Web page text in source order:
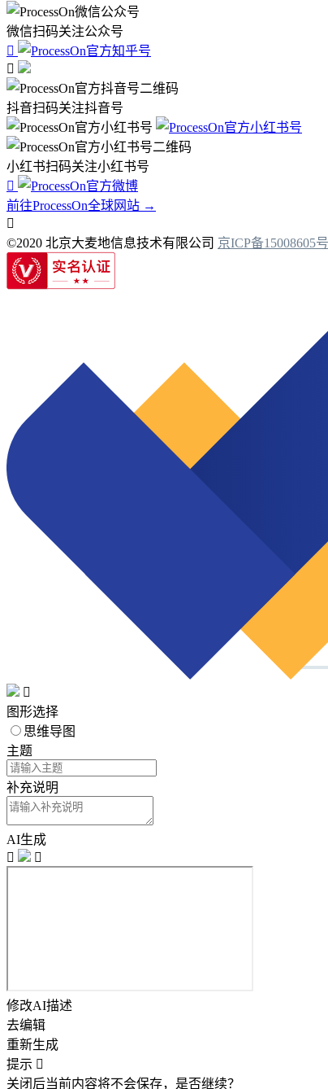
微信扫码关注公众号


抖音扫码关注抖音号
小红书扫码关注小红书号

前往ProcessOn全球网站 →

©2020 北京大麦地信息技术有限公司 京ICP备15008605

图形选择
思维导图
主题
补充说明
AI生成


修改AI描述
去编辑
重新生成
提示 
关闭后当前内容将不会保存，是否继续？